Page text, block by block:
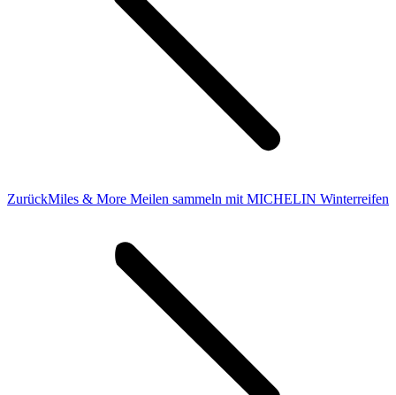
ZurückVorheriger
Miles & More Meilen sammeln mit MICHELIN Winterreifen